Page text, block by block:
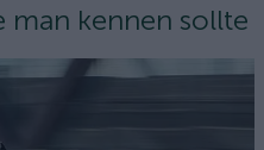
kennen sollte